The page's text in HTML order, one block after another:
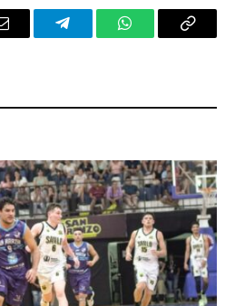
Email TelegramWhatsAppCopy